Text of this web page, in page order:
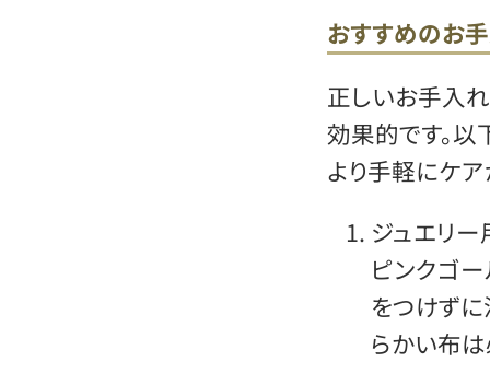
おすすめのお
正しいお手入
効果的です。以
より手軽にケア
ジュエリ
ピンクゴ
をつけず
らかい布は